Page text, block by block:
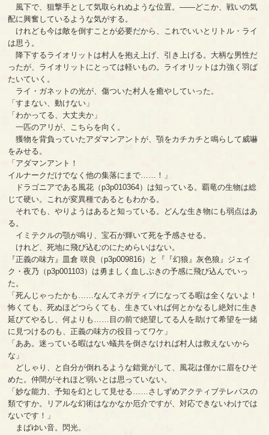
風下で、狙撃手として気取られぬような位置。――どこか、戦いの気
配に興奮しているような気がする。
けれども今は敵を倒すことが必要だから、これでいいとリトル・ライ
は思う。
降下するライオリットは村人を抱え上げ、引き上げる。大柄な男性だ
ったが、ライオリットにとっては軽いもの。ライオリットは力強く羽ば
たいていく。
ライ・ガネットの光が、傷ついた村人を癒やしていった。
「すまない、動けない」
「わかってる、大丈夫か」
一匹のアリが、こちらを向く。
獲物を背負っていたアダマンアントが、顎をカチカチと鳴らして威嚇
をみせる。
「アダマンアント！
イルナークだけでなく他の集落にまで……！」
ドラゴニアである風花（p3p010364）は知っている。覇竜の生物は総
じて硬い。これが変異種であるともわかる。
それでも、やりようはあると知っている。どんな生き物にも弱点はあ
る。
イミテクルの顎が鳴り、宝石が輝いて死を予感させる。
けれど、死地に飛び込むのにためらいはない。
『正義の味方』皿倉 咲良（p3p009816）と『『幻狼』灰色狼』ジェイ
ク・夜乃（p3p001103）は勇ましく血しぶきの予感に飛び込んでいっ
た。
「死んじゃったかも……なんてネガティブになってる暇は全くないよ！
怖くても、死ぬほどつらくても、生きていれば何とかなるし絶対に生き
延びてやるし、何よりも……目の前で絶望してる人を助けて希望を一緒
に見つけるのも、正義の味方の役目ってワケ」
「ああ。迷っている暇はない蟻共を倒さなければ村人は救えないから
な」
どしゃり、と自分が倒れるような錯覚がして、風花は僅かに眉をひそ
めた。仲間がそれほど弱いとは思っていない。
「妙な能力、予知を幻として見せる……さしずめアクティブテレパスの
類ですか。リアルな幻術はなかなか厄介ですが、対応できないわけでは
ないです！」
まばゆい音。閃光。